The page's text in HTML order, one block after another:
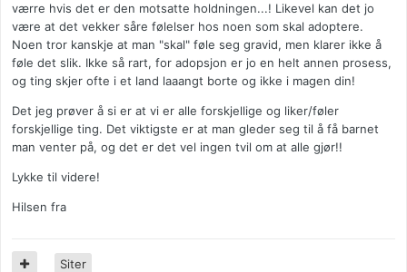
værre hvis det er den motsatte holdningen...! Likevel kan det jo
være at det vekker såre følelser hos noen som skal adoptere.
Noen tror kanskje at man "skal" føle seg gravid, men klarer ikke å
føle det slik. Ikke så rart, for adopsjon er jo en helt annen prosess,
og ting skjer ofte i et land laaangt borte og ikke i magen din!
Det jeg prøver å si er at vi er alle forskjellige og liker/føler
forskjellige ting. Det viktigste er at man gleder seg til å få barnet
man venter på, og det er det vel ingen tvil om at alle gjør!!
Lykke til videre!
Hilsen fra
Siter